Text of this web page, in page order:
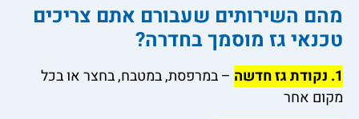
מהם השירותים שעבורם אתם צריכים
טכנאי גז מוסמך בחדרה?
1. נקודת גז חדשה
– במרפסת, במטבח, בחצר או בכל
מקום אחר